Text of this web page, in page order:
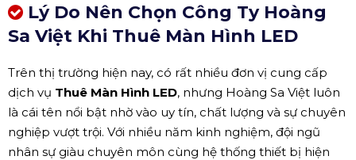
Lý Do Nên Chọn Công Ty Hoàng
Sa Việt Khi Thuê Màn Hình LED
Trên thị trường hiện nay, có rất nhiều đơn vị cung cấp
dịch vụ Thuê Màn Hình LED, nhưng Hoàng Sa Việt luôn
là cái tên nổi bật nhờ vào uy tín, chất lượng và sự chuyên
nghiệp vượt trội. Với nhiều năm kinh nghiệm, đội ngũ
nhân sự giàu chuyên môn cùng hệ thống thiết bị hiện